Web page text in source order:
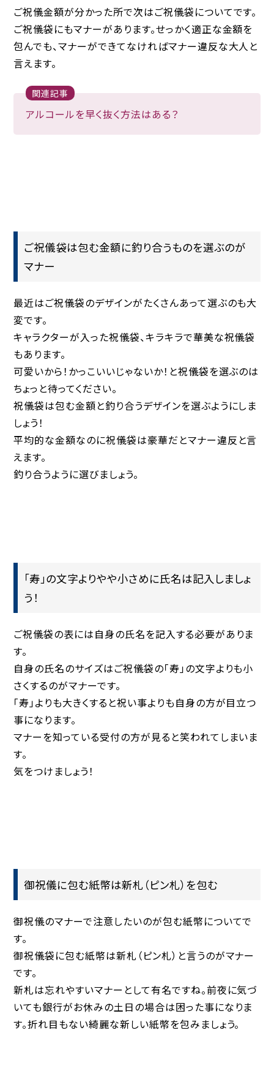
ご祝儀金額が分かった所で次はご祝儀袋についてです。
ご祝儀袋にもマナーがあります。せっかく適正な金額を
包んでも、マナーができてなければマナー違反な大人と
言えます。
関連記事
アルコールを早く抜く方法はある？
ご祝儀袋は包む金額に釣り合うものを選ぶのが
マナー
最近はご祝儀袋のデザインがたくさんあって選ぶのも大
変です。
キャラクターが入った祝儀袋、キラキラで華美な祝儀袋
もあります。
可愛いから！かっこいいじゃないか！と祝儀袋を選ぶのは
ちょっと待ってください。
祝儀袋は包む金額と釣り合うデザインを選ぶようにしま
しょう！
平均的な金額なのに祝儀袋は豪華だとマナー違反と言
えます。
釣り合うように選びましょう。
「寿」の文字よりやや小さめに氏名は記入しましょ
う！
ご祝儀袋の表には自身の氏名を記入する必要がありま
す。
自身の氏名のサイズはご祝儀袋の「寿」の文字よりも小
さくするのがマナーです。
「寿」よりも大きくすると祝い事よりも自身の方が目立つ
事になります。
マナーを知っている受付の方が見ると笑われてしまいま
す。
気をつけましょう！
御祝儀に包む紙幣は新札（ピン札）を包む
御祝儀のマナーで注意したいのが包む紙幣についてで
す。
御祝儀袋に包む紙幣は新札（ピン札）と言うのがマナー
です。
新札は忘れやすいマナーとして有名ですね。前夜に気づ
いても銀行がお休みの土日の場合は困った事になりま
す。折れ目もない綺麗な新しい紙幣を包みましょう。